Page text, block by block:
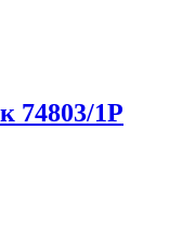
74803/1P